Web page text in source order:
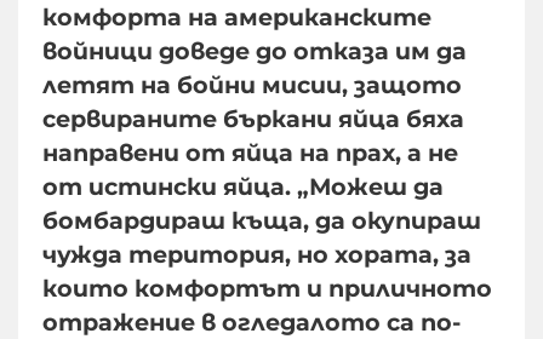
комфорта на американските
войници доведе до отказа им да
летят на бойни мисии, защото
сервираните бъркани яйца бяха
направени от яйца на прах, а не
от истински яйца. „Можеш да
бомбардираш къща, да окупираш
чужда територия, но хората, за
които комфортът и приличното
отражение в огледалото са по-